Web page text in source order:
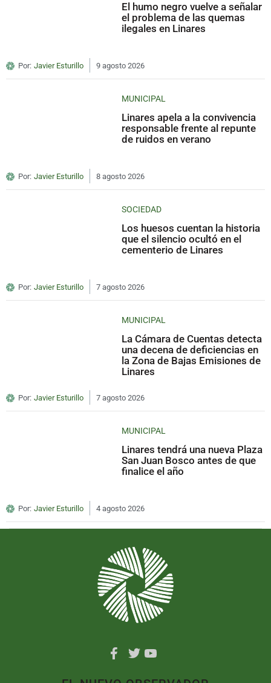
El humo negro vuelve a señalar
el problema de las quemas
ilegales en Linares
Por: Javier Esturillo 9 agosto 2026
MUNICIPAL
Linares apela a la convivencia
responsable frente al repunte
de ruidos en verano
Por: Javier Esturillo 8 agosto 2026
SOCIEDAD
Los huesos cuentan la historia
que el silencio ocultó en el
cementerio de Linares
Por: Javier Esturillo 7 agosto 2026
MUNICIPAL
La Cámara de Cuentas detecta
una decena de deficiencias en
la Zona de Bajas Emisiones de
Linares
Por: Javier Esturillo 7 agosto 2026
MUNICIPAL
Linares tendrá una nueva Plaza
San Juan Bosco antes de que
finalice el año
Por: Javier Esturillo 4 agosto 2026